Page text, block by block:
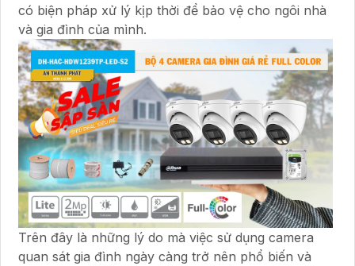
có biện pháp xử lý kịp thời để bảo vệ cho ngôi nhà
và gia đình của mình.
Trên đây là những lý do mà việc sử dụng camera
quan sát gia đình ngày càng trở nên phổ biến và